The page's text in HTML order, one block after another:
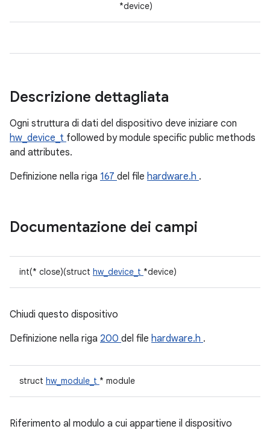
*device)
Descrizione dettagliata
Ogni struttura di dati del dispositivo deve iniziare con
hw_device_t followed by module specific public methods
and attributes.
Definizione nella riga 167 del file hardware.h .
Documentazione dei campi
int(* close)(struct hw_device_t *device)
Chiudi questo dispositivo
Definizione nella riga 200 del file hardware.h .
struct hw_module_t * module
Riferimento al modulo a cui appartiene il dispositivo